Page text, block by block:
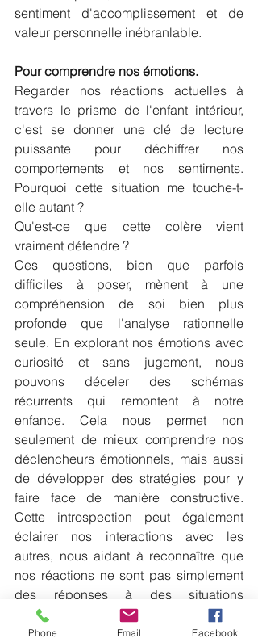
sentiment d'accomplissement et de
valeur personnelle inébranlable.
Pour comprendre nos émotions.
Regarder nos réactions actuelles à
travers le prisme de l'enfant intérieur,
c'est se donner une clé de lecture
puissante pour déchiffrer nos
comportements et nos sentiments.
Pourquoi cette situation me touche-t-
elle autant ?
Qu'est-ce que cette colère vient
vraiment défendre ?
Ces questions, bien que parfois
difficiles à poser, mènent à une
compréhension de soi bien plus
profonde que l'analyse rationnelle
seule. En explorant nos émotions avec
curiosité et sans jugement, nous
pouvons déceler des schémas
récurrents qui remontent à notre
enfance. Cela nous permet non
seulement de mieux comprendre nos
déclencheurs émotionnels, mais aussi
de développer des stratégies pour y
faire face de manière constructive.
Cette introspection peut également
éclairer nos interactions avec les
autres, nous aidant à reconnaître que
nos réactions ne sont pas simplement
des réponses à des situations
présentes, mais souvent des échos de
notre passé. En intégrant ces prises de
Phone Email Facebook